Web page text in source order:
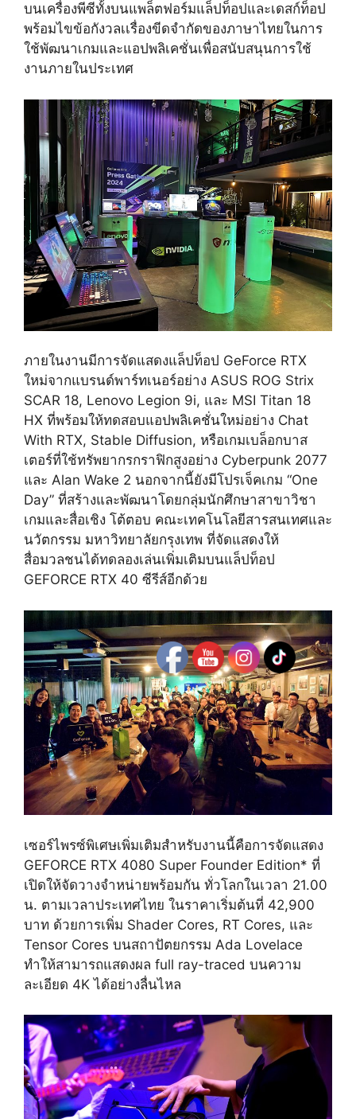
บนเครื่องพีซีทั้งบนแพล็ตฟอร์มแล็ปท็อปและเดสก์ท็อป
พร้อมไขข้อกังวลเเรื่องขีดจำกัดของภาษาไทยในการ
ใช้พัฒนาเกมและแอปพลิเคชั่นเพื่อสนับสนุนการใช้
งานภายในประเทศ
ภายในงานมีการจัดแสดงแล็ปท็อป GeForce RTX
ใหม่จากแบรนด์พาร์ทเนอร์อย่าง ASUS ROG Strix
SCAR 18, Lenovo Legion 9i, และ MSI Titan 18
HX ที่พร้อมให้ทดสอบแอปพลิเคชั่นใหม่อย่าง Chat
With RTX, Stable Diffusion, หรือเกมเบล็อกบาส
เตอร์ที่ใช้ทรัพยากรกราฟิกสูงอย่าง Cyberpunk 2077
และ Alan Wake 2 นอกจากนี้ยังมีโปรเจ็คเกม “One
Day” ที่สร้างและพัฒนาโดยกลุ่มนักศึกษาสาขาวิชา
เกมและสื่อเชิง โต้ตอบ คณะเทคโนโลยีสารสนเทศและ
นวัตกรรม มหาวิทยาลัยกรุงเทพ ที่จัดแสดงให้
สื่อมวลชนได้ทดลองเล่นเพิ่มเติมบนแล็ปท็อป
GEFORCE RTX 40 ซีรีส์อีกด้วย
เซอร์ไพรซ์พิเศษเพิ่มเติมสำหรับงานนี้คือการจัดแสดง
GEFORCE RTX 4080 Super Founder Edition* ที่
เปิดให้จัดวางจำหน่ายพร้อมกัน ทั่วโลกในเวลา 21.00
น. ตามเวลาประเทศไทย ในราคาเริ่มต้นที่ 42,900
บาท ด้วยการเพิ่ม Shader Cores, RT Cores, และ
Tensor Cores บนสถาปัตยกรรม Ada Lovelace
ทำให้สามารถแสดงผล full ray-traced บนความ
ละเอียด 4K ได้อย่างลื่นไหล